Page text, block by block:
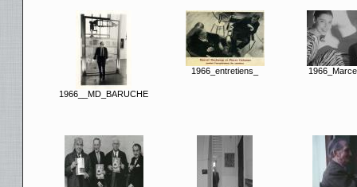
1966__MD_BARUCHE
1966_entretiens_